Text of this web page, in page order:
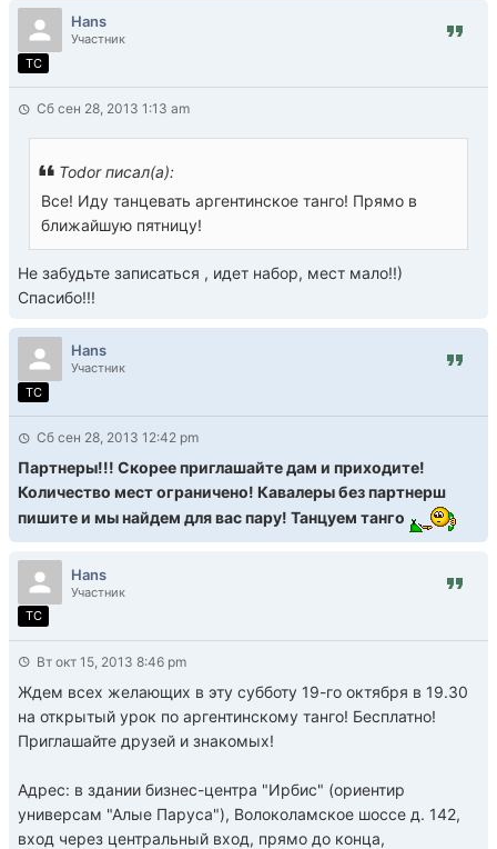
Hans
Участник
TC
Сб сен 28, 2013 1:13 am
Todor писал(а):
Все! Иду танцевать аргентинское танго! Прямо в
ближайшую пятницу!
Не забудьте записаться , идет набор, мест мало!!)
Спасибо!!!
Hans
Участник
TC
Сб сен 28, 2013 12:42 pm
Партнеры!!! Скорее приглашайте дам и приходите!
Количество мест ограничено! Кавалеры без партнерш
пишите и мы найдем для вас пару! Танцуем танго
Hans
Участник
TC
Вт окт 15, 2013 8:46 pm
Ждем всех желающих в эту субботу 19-го октября в 19.30
на открытый урок по аргентинскому танго! Бесплатно!
Приглашайте друзей и знакомых!
Адрес: в здании бизнес-центра "Ирбис" (ориентир
универсам "Алые Паруса"), Волоколамское шоссе д. 142,
вход через центральный вход, прямо до конца,